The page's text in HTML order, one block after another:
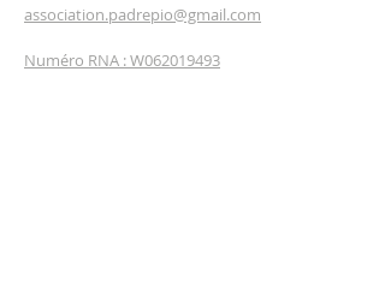
association.padrepio@gmail.com
Numéro RNA : W062019493